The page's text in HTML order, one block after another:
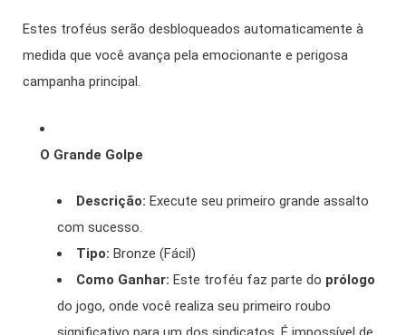
Estes troféus serão desbloqueados automaticamente à
medida que você avança pela emocionante e perigosa
campanha principal.
O Grande Golpe
Descrição: Execute seu primeiro grande assalto
com sucesso.
Tipo: Bronze (Fácil)
Como Ganhar: Este troféu faz parte do prólogo
do jogo, onde você realiza seu primeiro roubo